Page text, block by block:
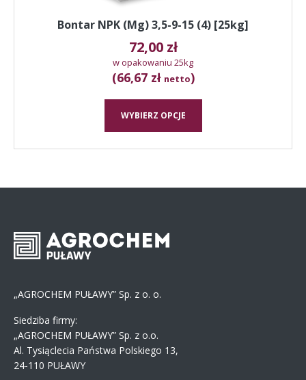
Bontar NPK (Mg) 3,5-9-15 (4) [25kg]
72,00 zł
w opakowaniu 25kg
(66,67 zł netto)
WYBIERZ OPCJE
„AGROCHEM PUŁAWY” Sp. z o. o.
Siedziba firmy:
„AGROCHEM PUŁAWY” Sp. z o.o.
Al. Tysiąclecia Państwa Polskiego 13,
24-110 PUŁAWY